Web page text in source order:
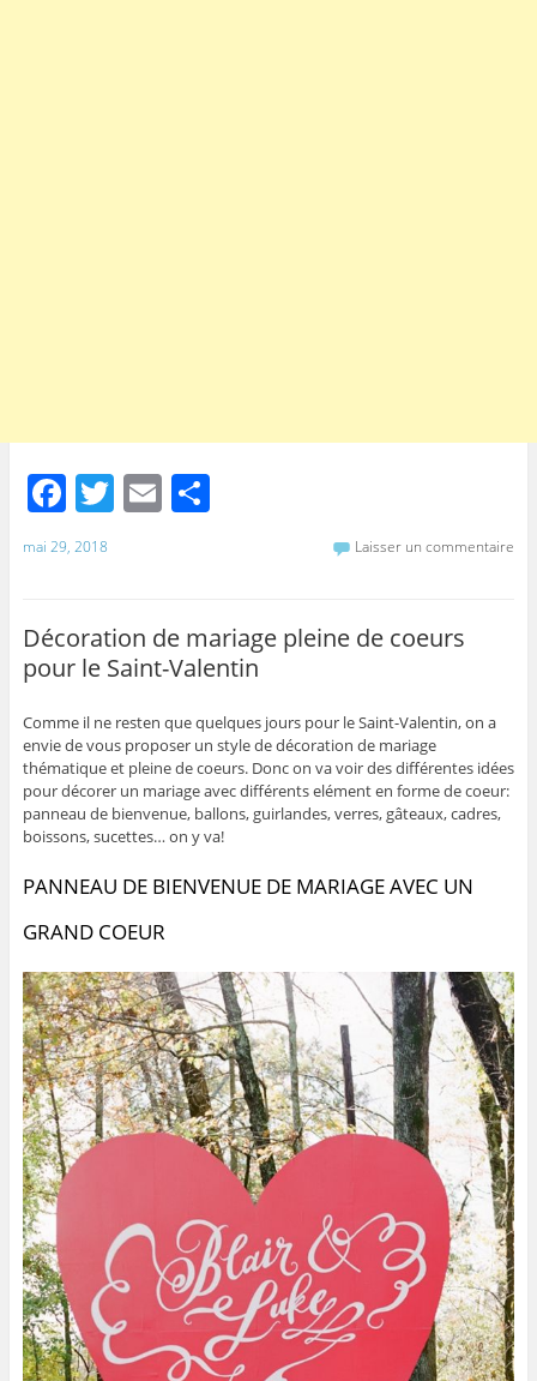
F
a
c
b
o
o
k
T E P
er
mai 29, 2018 Laisser un commentaire
Décoration de mariage pleine de coeurs
pour le Saint-Valentin
Comme il ne resten que quelques jours pour le Saint-Valentin, on a
envie de vous proposer un style de décoration de mariage
thématique et pleine de coeurs. Donc on va voir des différentes idées
pour décorer un mariage avec différents elément en forme de coeur:
panneau de bienvenue, ballons, guirlandes, verres, gâteaux, cadres,
boissons, sucettes… on y va!
PANNEAU DE BIENVENUE DE MARIAGE AVEC UN
GRAND COEUR